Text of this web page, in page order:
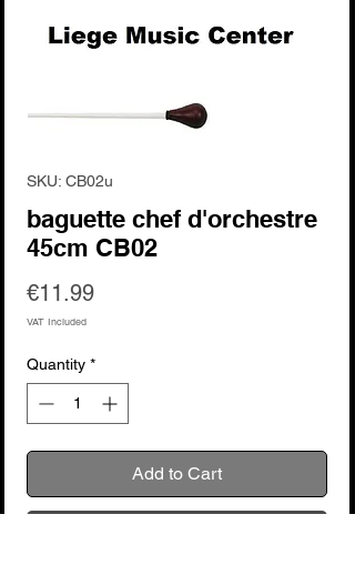
SKU: CB02u
baguette chef d'orchestre
45cm CB02
€11.99Price
VAT Included
Quantity *
Add to Cart